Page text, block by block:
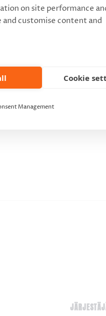
on site performance
and customise content and
Cookie
Management